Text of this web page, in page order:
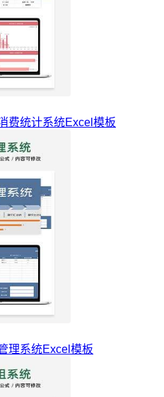
费统计系统Excel模板
理系统Excel模板